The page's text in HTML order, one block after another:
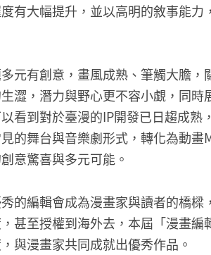
有大幅提升，並以高明的敘事能
元有創意，畫風成熟、筆觸大膽
澀，潛力與野心更不容小覷，同
看到對於臺漫的IP開發已日趨成熟
的舞台與音樂劇形式，轉化為動
意驚喜與多元可能。
的編輯會成為漫畫家與讀者的橋
甚至授權到海外去，本屆「漫畫
與漫畫家共同成就出優秀作品。